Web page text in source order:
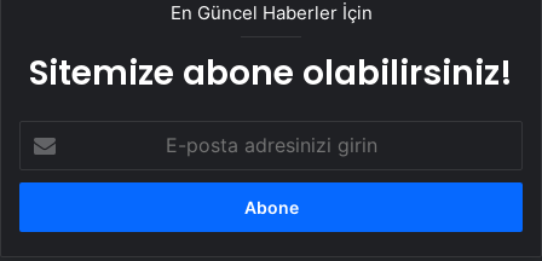
En Güncel Haberler İçin
Sitemize abone olabilirsiniz!
posta
adresinizi